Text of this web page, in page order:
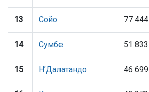
13 Сойо 77 444
14 Сумбе 51 833
15 Н’Далатандо 46 699